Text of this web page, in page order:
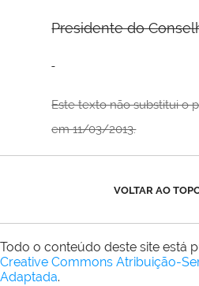
Presidente do
Este texto não substitui o
em 11/03/2013.
VOLTAR AO
Todo o conteúdo deste site está
Creative Commons Atribuição-
Adaptada.